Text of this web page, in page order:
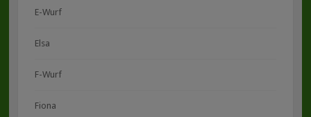
E-Wurf
Elsa
F-Wurf
Fiona